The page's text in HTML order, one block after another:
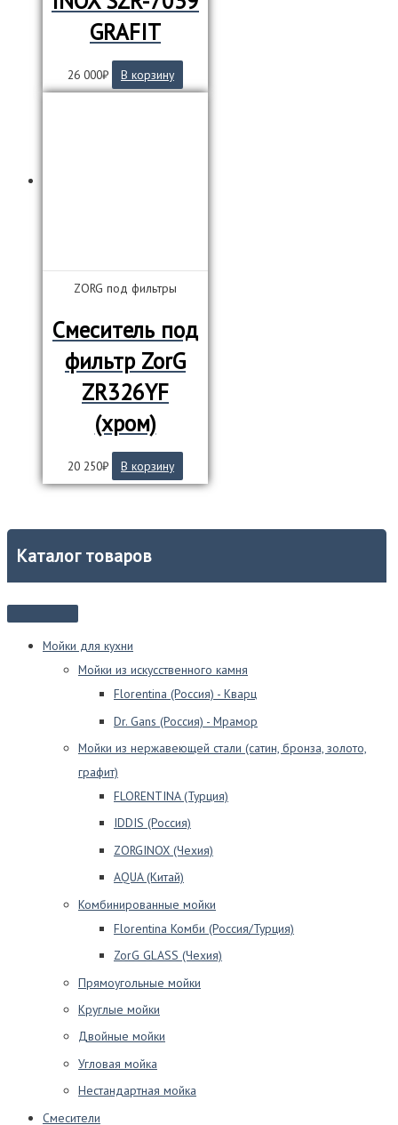
Каталог товаров
Мойки для кухни
Мойки из искусственного камня
Florentina (Россия) - Кварц
Dr. Gans (Россия) - Мрамор
Мойки из нержавеющей стали (сатин, бронза, золото,
графит)
FLORENTINA (Турция)
IDDIS (Россия)
ZORGINOX (Чехия)
AQUA (Китай)
Комбинированные мойки
Florentina Комби (Россия/Турция)
ZorG GLASS (Чехия)
Прямоугольные мойки
Круглые мойки
Двойные мойки
Угловая мойка
Нестандартная мойка
Смесители
GRAFIT
26 000₽ В корзину
ZORG под фильтры
Смеситель под
фильтр ZorG
ZR326YF
(хром)
20 250₽ В корзину